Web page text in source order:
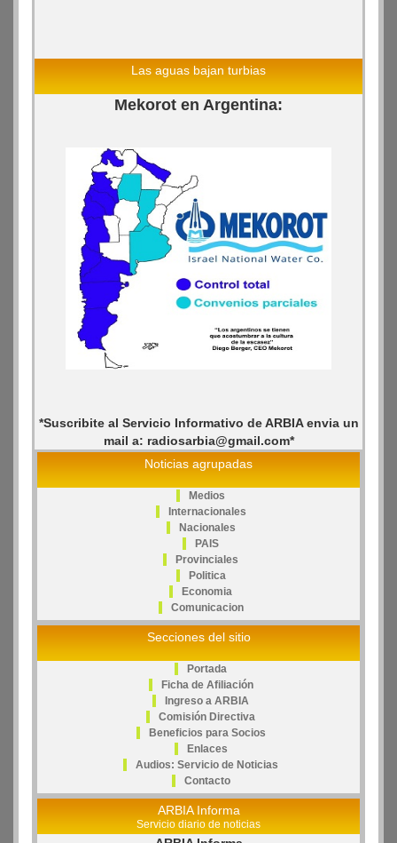
Las aguas bajan turbias
Mekorot en Argentina:
*Suscribite al Servicio Informativo de ARBIA envia un
mail a: radiosarbia@gmail.com*
Noticias agrupadas
Medios
Internacionales
Nacionales
PAIS
Provinciales
Politica
Economia
Comunicacion
Secciones del sitio
Portada
Ficha de Afiliación
Ingreso a ARBIA
Comisión Directiva
Beneficios para Socios
Enlaces
Audios: Servicio de Noticias
Contacto
ARBIA Informa
Servicio diario de noticias